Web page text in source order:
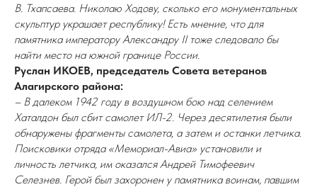
В. Тхапсаева. Николаю Ходову, сколько его монументальных
скульптур украшает республику! Есть мнение, что для
памятника императору Александру II тоже следовало бы
найти место на южной границе России.
Руслан ИКОЕВ, председатель Совета ветеранов
Алагирского района:
– В далеком 1942 году в воздушном бою над селением
Хаталдон был сбит самолет ИЛ-2. Через десятилетия были
обнаружены фрагменты самолета, а затем и останки летчика.
Поисковики отряда «Мемориал-Авиа» установили и
личность летчика, им оказался Андрей Тимофеевич
Селезнев. Герой был захоронен у памятника воинам, павшим